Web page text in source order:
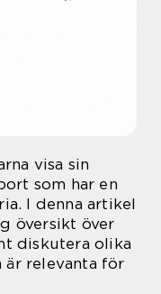
visa sin
som har en
I denna artikel
översikt över
diskutera olika
är relevanta för